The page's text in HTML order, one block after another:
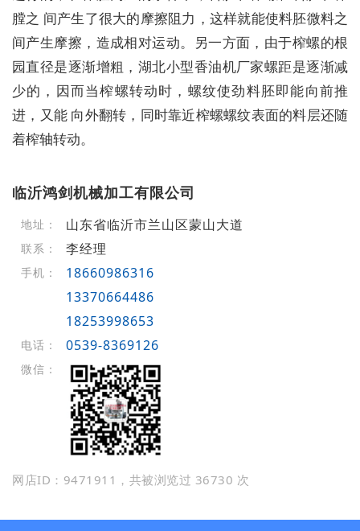
膛之 间产生了很大的摩擦阻力，这样就能使料胚微料之
间产生摩擦，造成相对运动。另一方面，由于榨螺的根
园直径是逐渐增粗，湖北小型香油机厂家螺距是逐渐减
少的，因而当榨螺转动时，螺纹使劲料胚即能向前推
进，又能 向外翻转，同时靠近榨螺螺纹表面的料层还随
着榨轴转动。
临沂鸿剑机械加工有限公司
地址： 山东省临沂市兰山区蒙山大道
联系： 李经理
手机：
18660986316
13370664486
18253998653
电话： 0539-8369126
微信：
网店ID：9471911，共被浏览过 36730 次